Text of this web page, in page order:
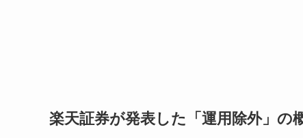
楽天証券が発表した「運用除外」の